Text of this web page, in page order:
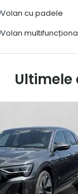
Volan cu padele
Volan